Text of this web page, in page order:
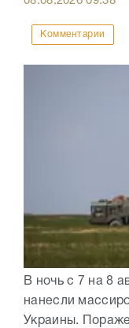
Комментарии
В ночь с 7 на 8
нанесли
Украины.